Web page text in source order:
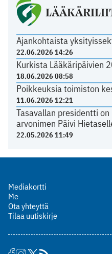
Ajankohtaista
22.06.2026 14:26
Kurkista Lääkäripäivien
18.06.2026 08:58
Poikkeuksia toimiston
11.06.2026 12:21
Tasavallan presidentti
arvonimen Päivi
22.05.2026 11:49
Mediakortti
Me
Ota yhteyttä
Tilaa uutiskirje